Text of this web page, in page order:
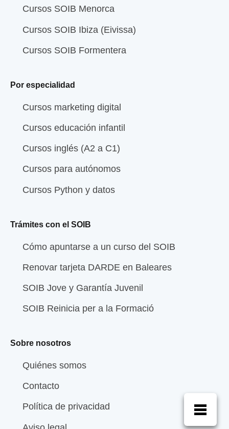
Cursos SOIB Menorca
Cursos SOIB Ibiza (Eivissa)
Cursos SOIB Formentera
Por especialidad
Cursos marketing digital
Cursos educación infantil
Cursos inglés (A2 a C1)
Cursos para autónomos
Cursos Python y datos
Trámites con el SOIB
Cómo apuntarse a un curso del SOIB
Renovar tarjeta DARDE en Baleares
SOIB Jove y Garantía Juvenil
SOIB Reinicia per a la Formació
Sobre nosotros
Quiénes somos
Contacto
Política de privacidad